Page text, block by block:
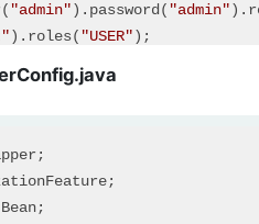
"admin").password( "admin"
).roles( "USER");
Bean